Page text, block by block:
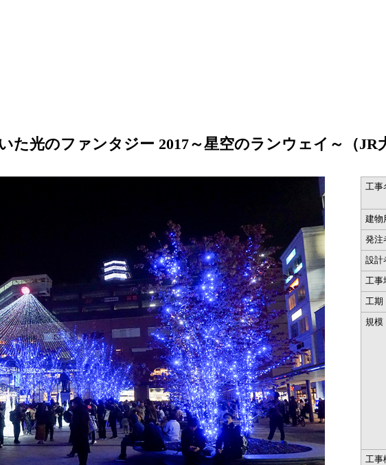
た光のファンタジー 2017～星空のランウェイ～（JR
工事
建物
発注
設計
工事
工期
規模
工事